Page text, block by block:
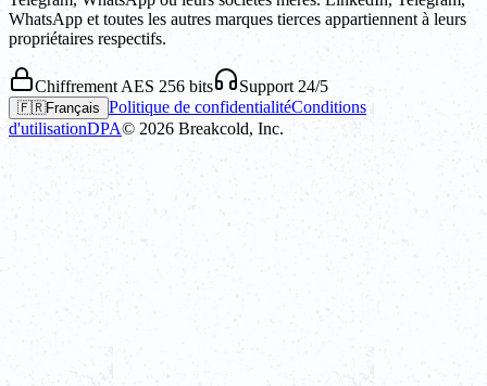
WhatsApp et toutes les autres marques tierces appartiennent à leurs
propriétaires respectifs.
Chiffrement AES 256 bits Support 24/5
🇫🇷Français Politique de confidentialitéConditions
d'utilisationDPA© 2026 Breakcold, Inc.